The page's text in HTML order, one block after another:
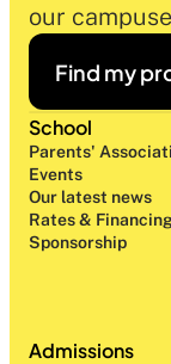
our
Find my
School
Parents'
Events
Our latest news
Rates &
Sponsorship
Admissions